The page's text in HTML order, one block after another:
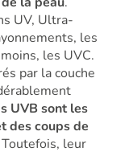
UV, Ultra-
les
les UVC.
par la couche
UVB sont les
des coups de
leur